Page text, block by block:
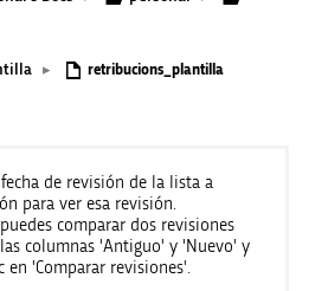
▸ retribucions_plantilla
de revisión de la lista a
para ver esa revisión.
comparar dos revisiones
columnas 'Antiguo' y 'Nuevo' y
en 'Comparar revisiones'.